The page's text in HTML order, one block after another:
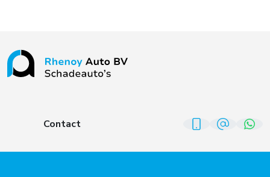
Contact